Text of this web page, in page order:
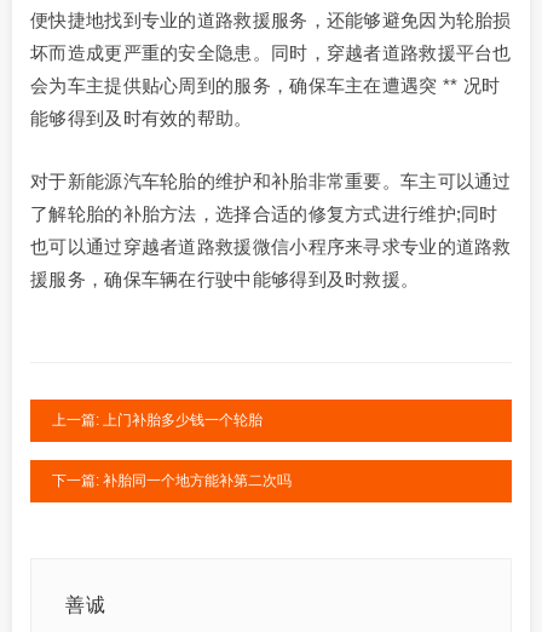
便快捷地找到专业的道路救援服务，还能够避免因为轮胎损
坏而造成更严重的安全隐患。同时，穿越者道路救援平台也
会为车主提供贴心周到的服务，确保车主在遭遇突 ** 况时
能够得到及时有效的帮助。
对于新能源汽车轮胎的维护和补胎非常重要。车主可以通过
了解轮胎的补胎方法，选择合适的修复方式进行维护;同时
也可以通过穿越者道路救援微信小程序来寻求专业的道路救
援服务，确保车辆在行驶中能够得到及时救援。
上一篇: 上门补胎多少钱一个轮胎
下一篇: 补胎同一个地方能补第二次吗
善诚